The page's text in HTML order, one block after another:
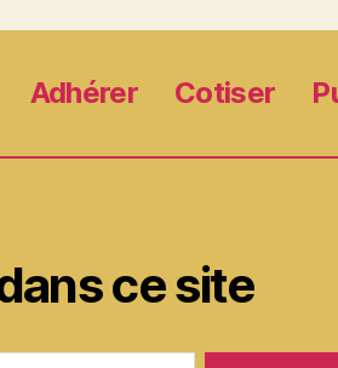
Adhérer Cotiser
ce site